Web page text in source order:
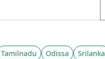
Tamilnadu Odissa
Srilanka